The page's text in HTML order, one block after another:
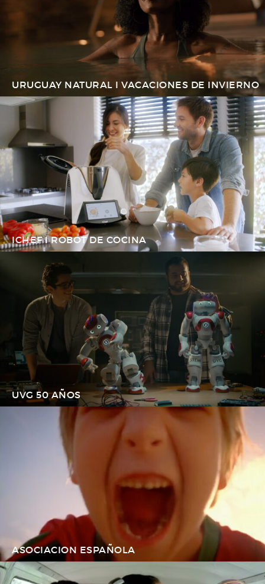
URUGUAY NATURAL I VACACIONES DE INVIERNO
ICHEF I ROBOT DE COCINA
UVG 50 AÑOS
ASOCIACION ESPAÑOLA